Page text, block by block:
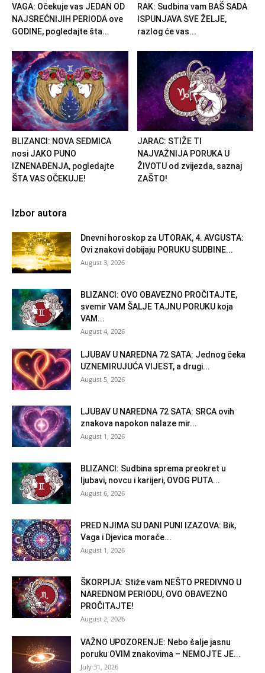
VAGA: Očekuje vas JEDAN OD
NAJSREĆNIJIH PERIODA ove
GODINE, pogledajte šta...
RAK: Sudbina vam BAŠ SADA
ISPUNJAVA SVE ŽELJE,
razlog će vas...
BLIZANCI: NOVA SEDMICA
nosi JAKO PUNO
IZNENAĐENJA, pogledajte
ŠTA VAS OČEKUJE!
JARAC: STIŽE TI
NAJVAŽNIJA PORUKA U
ŽIVOTU od zvijezda, saznaj
ZAŠTO!
Izbor autora
Dnevni horoskop za UTORAK, 4. AVGUSTA:
Ovi znakovi dobijaju PORUKU SUDBINE...
August 3, 2026
BLIZANCI: OVO OBAVEZNO PROČITAJTE,
svemir VAM ŠALJE TAJNU PORUKU koja
VAM...
August 4, 2026
LJUBAV U NAREDNA 72 SATA: Jednog čeka
UZNEMIRUJUĆA VIJEST, a drugi...
August 5, 2026
LJUBAV U NAREDNA 72 SATA: SRCA ovih
znakova napokon nalaze mir...
August 1, 2026
BLIZANCI: Sudbina sprema preokret u
ljubavi, novcu i karijeri, OVOG PUTA...
August 6, 2026
PRED NJIMA SU DANI PUNI IZAZOVA: Bik,
Vaga i Djevica moraće...
August 1, 2026
ŠKORPIJA: Stiže vam NEŠTO PREDIVNO U
NAREDNOM PERIODU, OVO OBAVEZNO
PROČITAJTE!
August 2, 2026
VAŽNO UPOZORENJE: Nebo šalje jasnu
poruku OVIM znakovima – NEMOJTE JE...
July 31, 2026